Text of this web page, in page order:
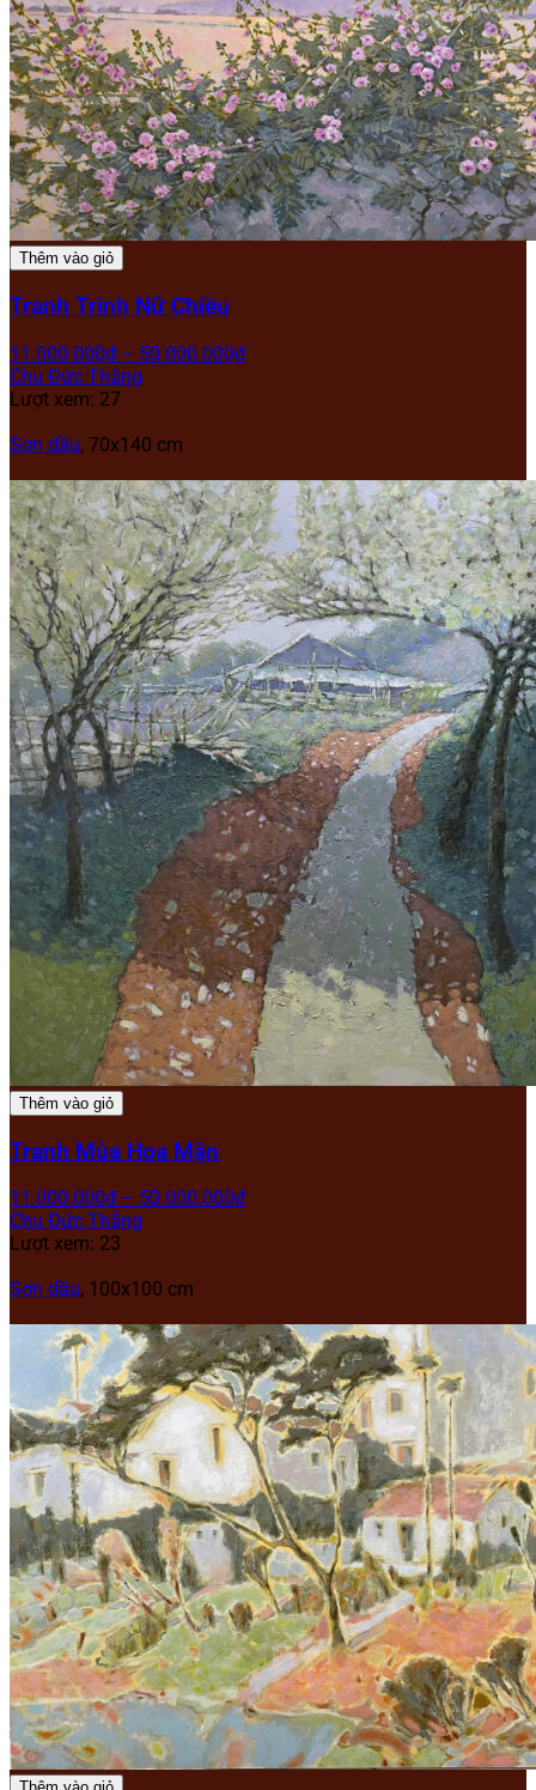
Thêm vào giỏ
Tranh Trinh Nữ Chiều
11.000.000₫ – 50.000.000₫
Chu Đức Thắng
Lượt xem: 27
Sơn dầu, 70x140 cm
Thêm vào giỏ
Tranh Mùa Hoa Mận
11.000.000₫ – 50.000.000₫
Chu Đức Thắng
Lượt xem: 23
Sơn dầu, 100x100 cm